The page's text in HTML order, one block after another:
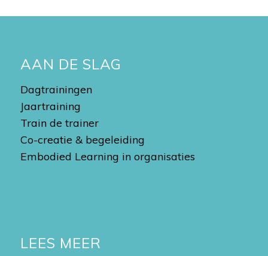
AAN DE SLAG
Dagtrainingen
Jaartraining
Train de trainer
Co-creatie & begeleiding
Embodied Learning in organisaties
LEES MEER